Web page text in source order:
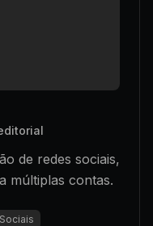
de redes sociais,
múltiplas contas.